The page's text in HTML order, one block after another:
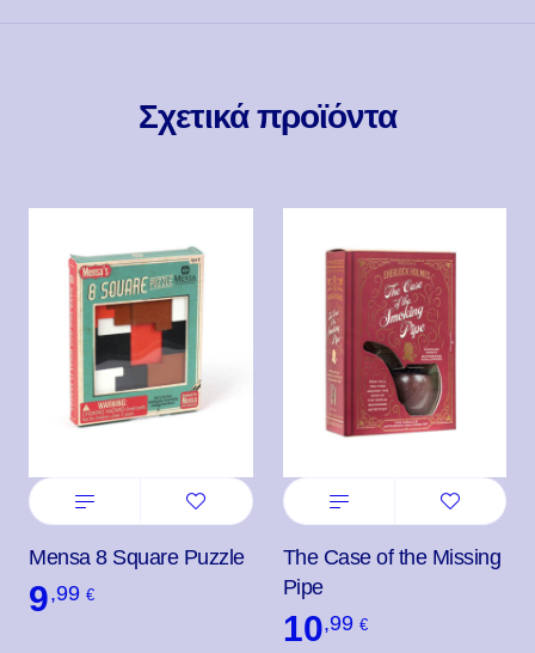
Σχετικά προϊόντα
Mensa 8 Square Puzzle
9,99 €
The Case of the Missing
Pipe
10,99€